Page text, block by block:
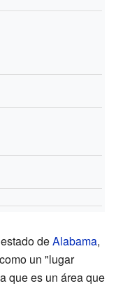
deAlabama,
un "lugar
que es un área que